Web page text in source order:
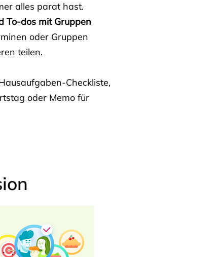
alles parat hast.
To-dos mit Gruppen
oder Gruppen
teilen.
Checkliste,
oder Memo für